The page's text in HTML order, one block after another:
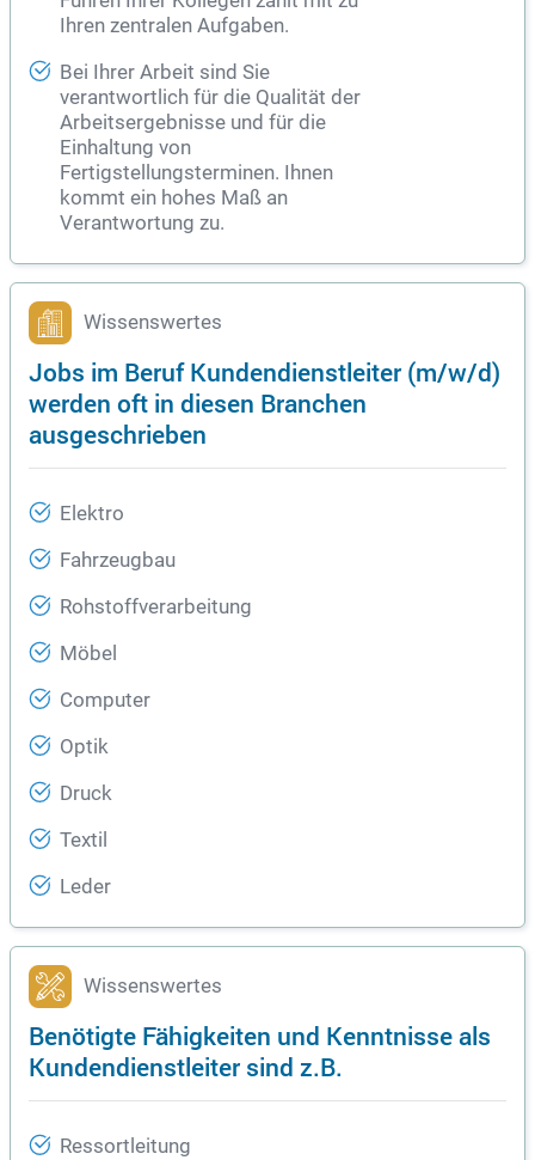
Ihren zentralen Aufgaben.
Bei Ihrer Arbeit sind Sie
verantwortlich für die Qualität der
Arbeitsergebnisse und für die
Einhaltung von
Fertigstellungsterminen. Ihnen
kommt ein hohes Maß an
Verantwortung zu.
Wissenswertes
Jobs im Beruf Kundendienstleiter (m/w/d)
werden oft in diesen Branchen
ausgeschrieben
Elektro
Fahrzeugbau
Rohstoffverarbeitung
Möbel
Computer
Optik
Druck
Textil
Leder
Wissenswertes
Benötigte Fähigkeiten und Kenntnisse als
Kundendienstleiter sind z.B.
Ressortleitung